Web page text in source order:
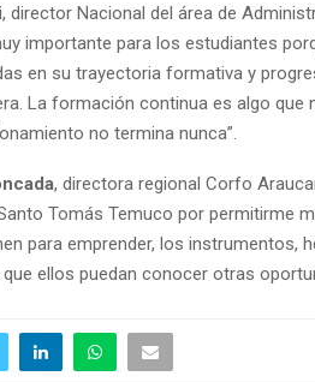
, director Nacional del área de
importante para los estudiantes
en su trayectoria formativa y
La formación continua es algo que
no termina nunca”.
, directora regional Corfo
Tomás Temuco por permitirme
para emprender, los instrumentos,
ellos puedan conocer otras